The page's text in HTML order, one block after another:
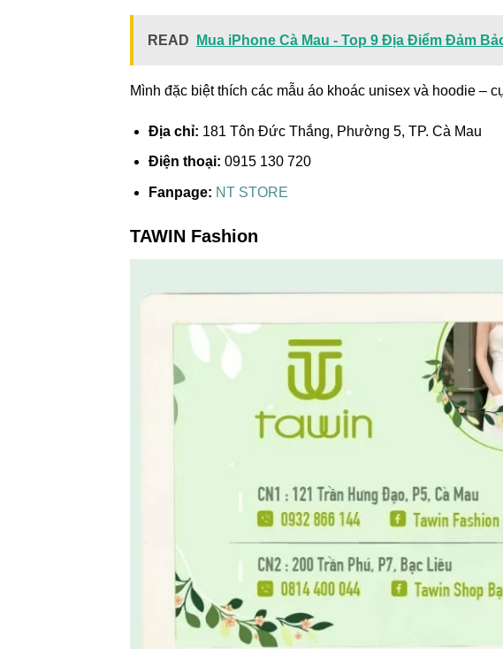
READ Mua iPhone Cà Mau - Top 9 Địa Điểm Đảm
Mình đặc biệt thích các mẫu áo khoác unisex và hoodie –
Địa chỉ: 181 Tôn Đức Thắng, Phường 5, TP. Cà Mau
Điện thoại: 0915 130 720
Fanpage: NT STORE
TAWIN Fashion